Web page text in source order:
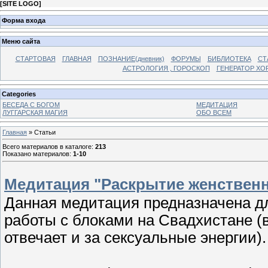
[SITE LOGO]
Форма входа
Меню сайта
СТАРТОВАЯ ГЛАВНАЯ ПОЗНАНИЕ(дневник) ФОРУМЫ БИБЛИОТЕКА
АСТРОЛОГИЯ , ГОРОСКОП
ГЕНЕРАТОР
Categories
БЕСЕДА С БОГОМ
МЕДИТАЦИЯ
ЛУГГАРСКАЯ МАГИЯ
ОБО ВСЕМ
Главная » Статьи
Всего материалов в каталоге: 213
Показано материалов: 1-10
Медитация "Раскрытие
Данная медитация предназначена
работы с блоками на Свадхистане
отвечает и за сексуальные энергии).